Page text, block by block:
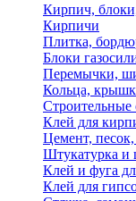
Кирпич,
Кирпичи
Плитка,
Блоки
Перемычки,
Кольца,
Строительные
Клей для
Цемент,
Штукатурка и
Клей и фуга
Клей для